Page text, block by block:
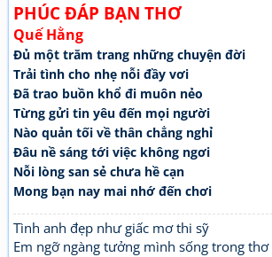
PHÚC ĐÁP BẠN THƠ
Quế Hằng
Đủ một trăm trang những chuyện đời
Trải tình cho nhẹ nỗi đầy vơi
Đã trao buồn khổ đi muôn nẻo
Từng gửi tin yêu đến mọi người
Nào quản tối về thân chẳng nghỉ
Đâu nề sáng tới việc không ngơi
Nỗi lòng san sẻ chưa hề cạn
Mong bạn nay mai nhớ đến chơi
Tình anh đẹp như giấc mơ thi sỹ
Em ngỡ ngàng tưởng mình sống trong thơ